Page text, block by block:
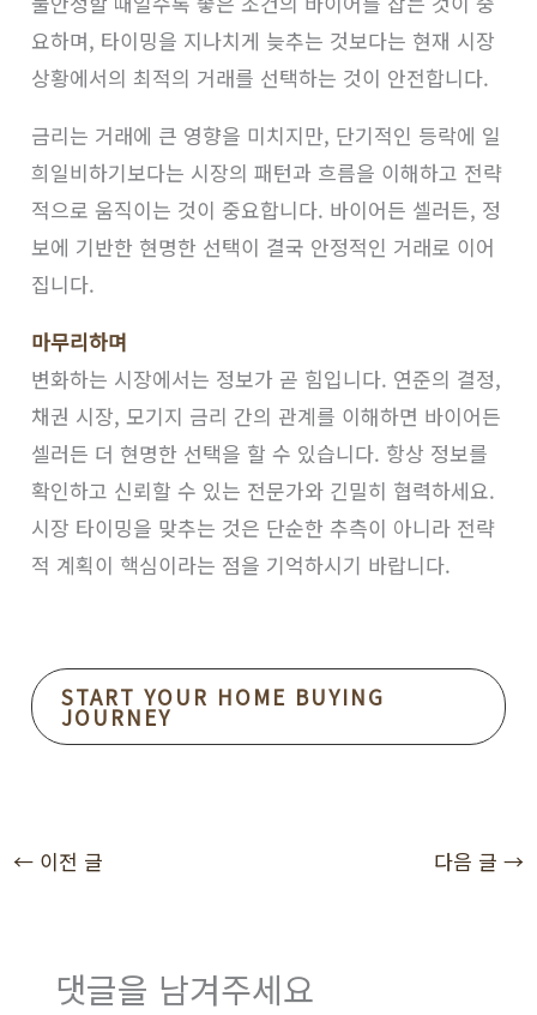
요하며, 타이밍을 지나치게 늦추는 것보다는 현재 시장
상황에서의 최적의 거래를 선택하는 것이 안전합니다.
금리는 거래에 큰 영향을 미치지만, 단기적인 등락에 일
희일비하기보다는 시장의 패턴과 흐름을 이해하고 전략
적으로 움직이는 것이 중요합니다. 바이어든 셀러든, 정
보에 기반한 현명한 선택이 결국 안정적인 거래로 이어
집니다.
마무리하며
변화하는 시장에서는 정보가 곧 힘입니다. 연준의 결정,
채권 시장, 모기지 금리 간의 관계를 이해하면 바이어든
셀러든 더 현명한 선택을 할 수 있습니다. 항상 정보를
확인하고 신뢰할 수 있는 전문가와 긴밀히 협력하세요.
시장 타이밍을 맞추는 것은 단순한 추측이 아니라 전략
적 계획이 핵심이라는 점을 기억하시기 바랍니다.
START YOUR HOME BUYING
JOURNEY
← 이전 글 다음 글 →
댓글을 남겨주세요